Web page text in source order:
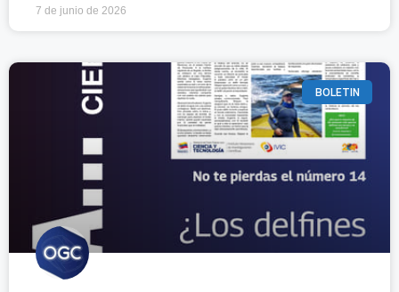
7 de junio de 2026
BOLETIN